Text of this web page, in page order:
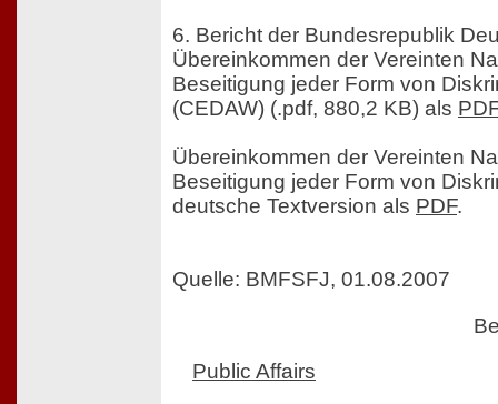
6. Bericht der Bundesrepublik
Übereinkommen der Vereinten
Beseitigung jeder Form von
(CEDAW) (.pdf, 880,2 KB) als
Übereinkommen der Vereinten
Beseitigung jeder Form von
deutsche Textversion als PDF.
Quelle: BMFSFJ, 01.08.2007
Public Affairs